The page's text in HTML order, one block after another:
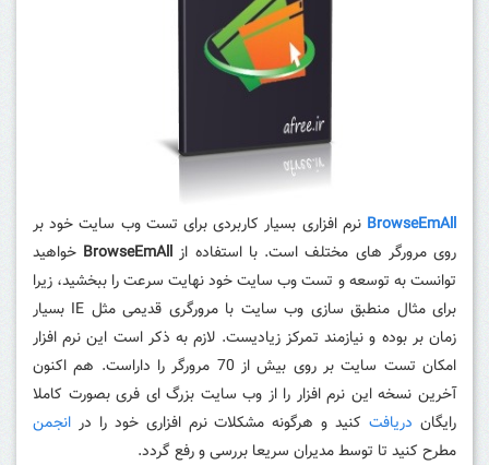
BrowseEmAll نرم افزاری بسیار کاربردی برای تست وب سایت خود بر
روی مرورگر های مختلف است. با استفاده از BrowseEmAll خواهید
توانست به توسعه و تست وب سایت خود نهایت سرعت را ببخشید، زیرا
برای مثال منطبق سازی وب سایت با مرورگری قدیمی مثل IE بسیار
زمان بر بوده و نیازمند تمرکز زیادیست. لازم به ذکر است این نرم افزار
امکان تست
سایت بر روی بیش از 70 مرورگر را داراست. هم اکنون
آخرین نسخه این نرم افزار را از وب سایت بزرگ ای فری بصورت کاملا
رایگان دریافتکنید و هرگونه مشکلات نرم افزاری خود را در انجمن
مطرح کنید تا توسط مدیران سریعا بررسی و رفع گردد.